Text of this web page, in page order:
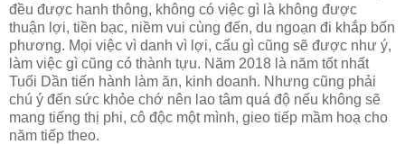
đều được hanh thông, không có việc gì là không được
thuận lợi, tiền bạc, niềm vui cùng đến, du ngoạn đi khắp bốn
phương. Mọi việc vì danh vì lợi, cẩu gì cũng sẽ được như ý,
làm việc gì cũng có thành tựu. Năm 2018 là năm tốt nhất
Tuổi Dần tiến hành làm ăn, kinh doanh. Nhưng cũng phải
chú ý đến sức khỏe chớ nên lao tâm quá độ nếu không sẽ
mang tiếng thị phi, cô độc một mình, gieo tiếp mầm hoạ cho
năm tiếp theo.